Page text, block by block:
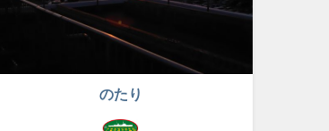
のたり